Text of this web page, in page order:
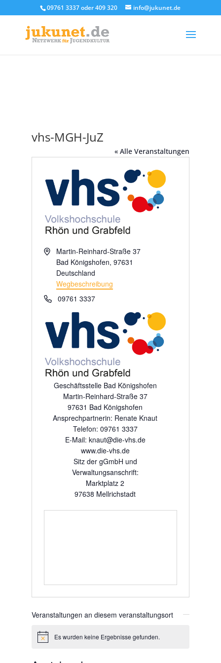
09761 3337 oder 409 320 info@jukunet.de
vhs-MGH-JuZ
« Alle Veranstaltungen
AdresseMartin-Reinhard-Straße 37
Bad Königshofen, 97631
Deutschland
Wegbeschreibung
Telefon09761 3337
Geschäftsstelle Bad Königshofen
Martin-Reinhard-Straße 37
97631 Bad Königshofen
Ansprechpartnerin: Renate Knaut
Telefon: 09761 3337
E-Mail: knaut@die-vhs.de
www.die-vhs.de
Sitz der gGmbH und
Verwaltungsanschrift:
Marktplatz 2
97638 Mellrichstadt
Veranstaltungen an diesem veranstaltungsort
HinweisEs wurden keine Ergebnisse gefunden.